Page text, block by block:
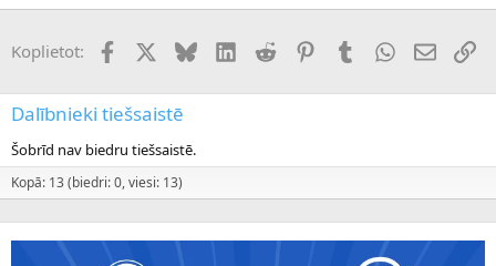
Koplietot: FacebookX (Twitter)
BlueskyLinkedInReddit PinterestTumblrWhatsApp
E-pasts
Dalībnieki tiešsaistē
Šobrīd nav biedru tiešsaistē.
Kopā: 13 (biedri: 0, viesi: 13)